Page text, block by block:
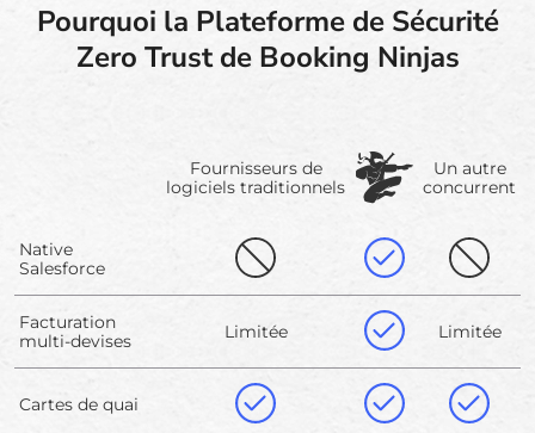
Pourquoi la Plateforme de Sécurité
Zero Trust de Booking Ninjas
Fournisseurs de
logiciels traditionnels
Un autre
concurrent
Native
Salesforce
Facturation
multi-devises
Limitée Limitée
Cartes de quai